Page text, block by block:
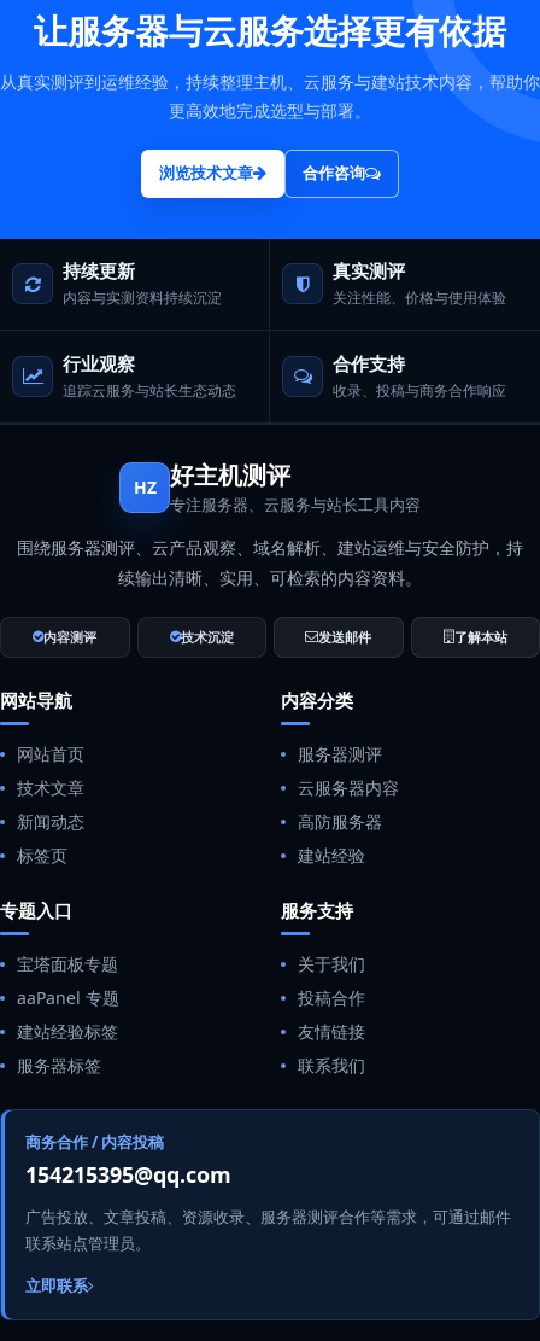
让服务器与云服务选择更有依据
从真实测评到运维经验，持续整理主机、云服务与建站技术内容，帮助你
更高效地完成选型与部署。
浏览技术文章 合作咨询
持续更新
内容与实测资料持续沉淀
真实测评
关注性能、价格与使用体验
行业观察
追踪云服务与站长生态动态
合作支持
收录、投稿与商务合作响应
HZ 好主机测评
专注服务器、云服务与站长工具内容
围绕服务器测评、云产品观察、域名解析、建站运维与安全防护，持
续输出清晰、实用、可检索的内容资料。
内容测评 技术沉淀 发送邮件 了解本站
网站导航
网站首页
技术文章
新闻动态
标签页
内容分类
服务器测评
云服务器内容
高防服务器
建站经验
专题入口
宝塔面板专题
aaPanel 专题
建站经验标签
服务器标签
服务支持
关于我们
投稿合作
友情链接
联系我们
商务合作 / 内容投稿
154215395@qq.com
广告投放、文章投稿、资源收录、服务器测评合作等需求，可通过邮件
联系站点管理员。
立即联系